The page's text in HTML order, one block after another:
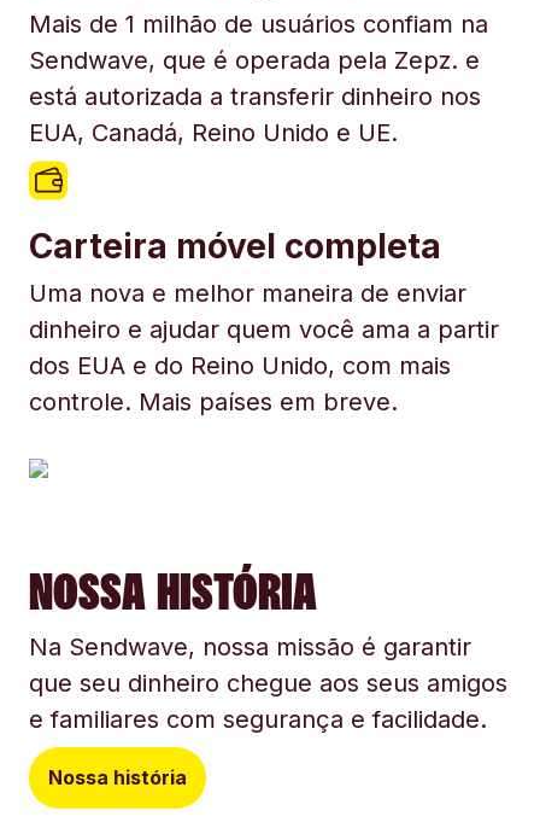
Mais de 1 milhão de usuários confiam na
Sendwave, que é operada pela Zepz. e
está autorizada a transferir dinheiro nos
EUA, Canadá, Reino Unido e UE.
Carteira móvel completa
Uma nova e melhor maneira de enviar
dinheiro e ajudar quem você ama a partir
dos EUA e do Reino Unido, com mais
controle. Mais países em breve.
NOSSA HISTÓRIA
Na Sendwave, nossa missão é garantir
que seu dinheiro chegue aos seus amigos
e familiares com segurança e facilidade.
Nossa história